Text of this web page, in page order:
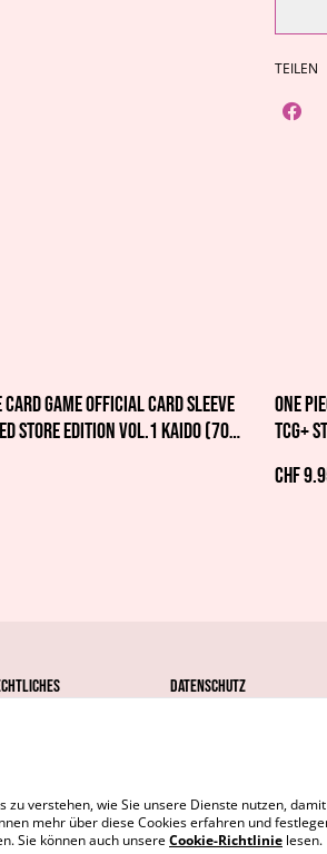
TEILEN
Card Game Official Card Sleeve
Store Edition Vol.1 Kaido (70
One
TCG+
CHF
Datenschutz
zu verstehen, wie Sie unsere Dienste nutzen,
mehr über diese Cookies erfahren und
Sie können auch unsereCookie-Richtlinie lesen.